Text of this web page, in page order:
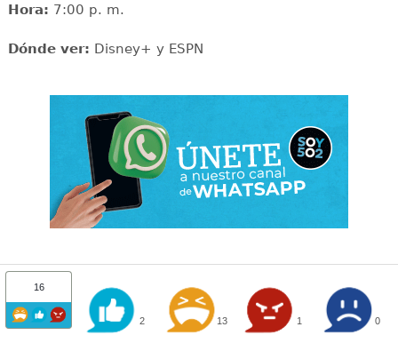
Hora: 7:00 p. m.
Dónde ver: Disney+ y ESPN
16
2 13 1 0